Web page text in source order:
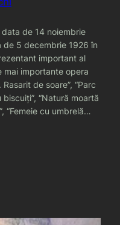
de 14 noiembrie
de 5 decembrie 1926 în
important al
mai importante opera
de soare”, “Parc
biscuiţi”, “Natură moartă
“Femeie cu umbrelă…